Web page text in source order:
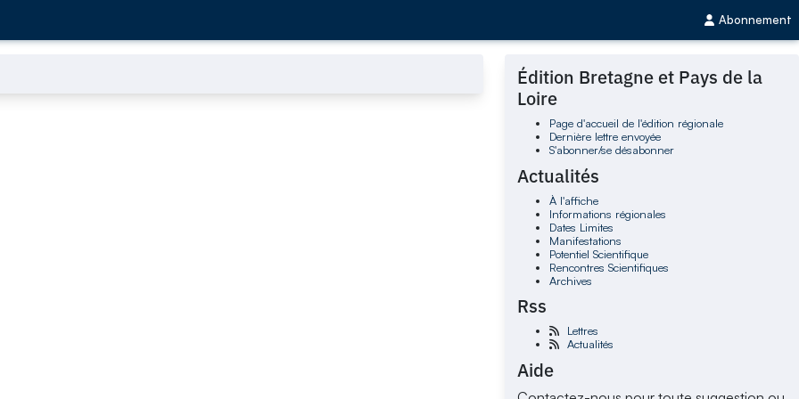
Abonnement
Édition Bretagne et Pays de la
Loire
Page d'accueil de l'édition régionale
Dernière lettre envoyée
S'abonner/se désabonner
Actualités
À l'affiche
Informations régionales
Dates Limites
Manifestations
Potentiel Scientifique
Rencontres Scientifiques
Archives
Rss
Lettres
Actualités
Aide